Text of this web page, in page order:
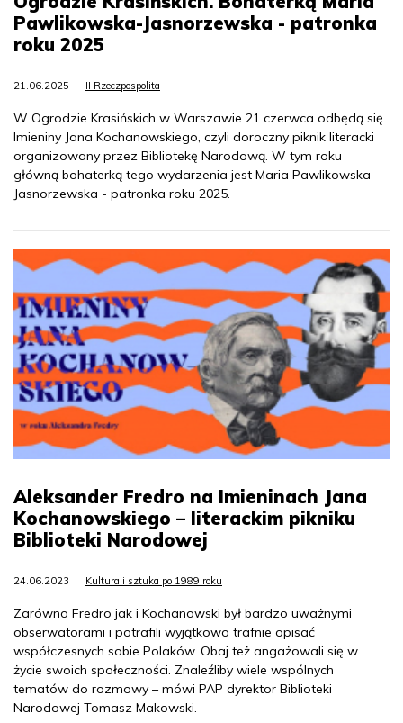
Pawlikowska-Jasnorzewska - patronka
roku 2025
21.06.2025 II Rzeczpospolita
W Ogrodzie Krasińskich w Warszawie 21 czerwca odbędą się
Imieniny Jana Kochanowskiego, czyli doroczny piknik literacki
organizowany przez Bibliotekę Narodową. W tym roku
główną bohaterką tego wydarzenia jest Maria Pawlikowska-
Jasnorzewska - patronka roku 2025.
Aleksander Fredro na Imieninach Jana
Kochanowskiego – literackim pikniku
Biblioteki Narodowej
24.06.2023 Kultura i sztuka po 1989 roku
Zarówno Fredro jak i Kochanowski był bardzo uważnymi
obserwatorami i potrafili wyjątkowo trafnie opisać
współczesnych sobie Polaków. Obaj też angażowali się w
życie swoich społeczności. Znaleźliby wiele wspólnych
tematów do rozmowy – mówi PAP dyrektor Biblioteki
Narodowej Tomasz Makowski.